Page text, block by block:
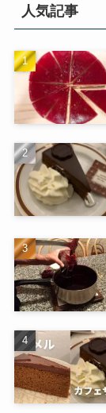
人気記事